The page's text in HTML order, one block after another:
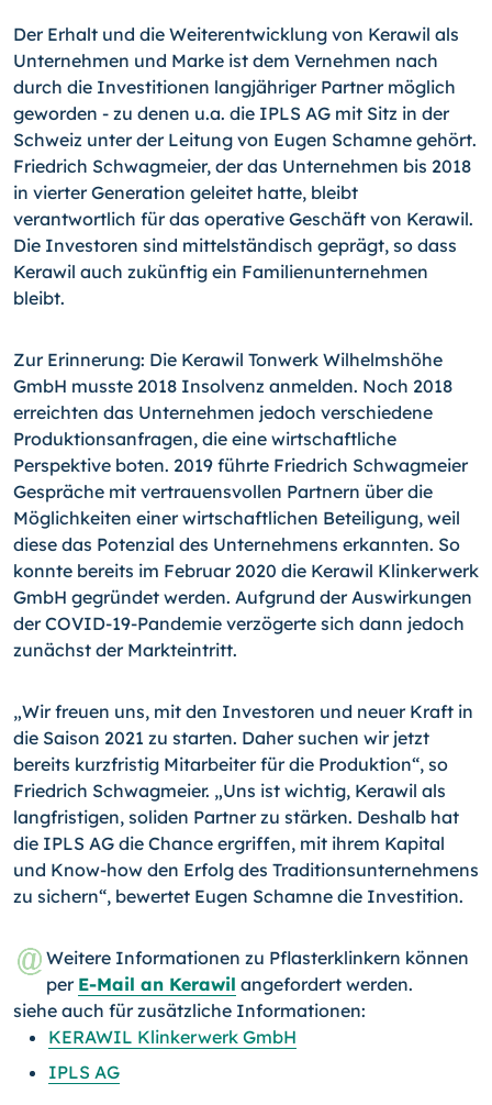
Der Erhalt und die Weiterentwicklung von Kerawil als
Unternehmen und Marke ist dem Vernehmen nach
durch die Investitionen langjähriger Partner möglich
geworden - zu denen u.a. die IPLS AG mit Sitz in der
Schweiz unter der Leitung von Eugen Schamne gehört.
Friedrich Schwagmeier, der das Unternehmen bis 2018
in vierter Generation geleitet hatte, bleibt
verantwortlich für das operative Geschäft von Kerawil.
Die Investoren sind mittelständisch geprägt, so dass
Kerawil auch zukünftig ein Familienunternehmen
bleibt.
Zur Erinnerung: Die Kerawil Tonwerk Wilhelmshöhe
GmbH musste 2018 Insolvenz anmelden. Noch 2018
erreichten das Unternehmen jedoch verschiedene
Produktionsanfragen, die eine wirtschaftliche
Perspektive boten. 2019 führte Friedrich Schwagmeier
Gespräche mit vertrauensvollen Partnern über die
Möglichkeiten einer wirtschaftlichen Beteiligung, weil
diese das Potenzial des Unternehmens erkannten. So
konnte bereits im Februar 2020 die Kerawil Klinkerwerk
GmbH gegründet werden. Aufgrund der Auswirkungen
der COVID-19-Pandemie verzögerte sich dann jedoch
zunächst der Markteintritt.
„Wir freuen uns, mit den Investoren und neuer Kraft in
die Saison 2021 zu starten. Daher suchen wir jetzt
bereits kurzfristig Mitarbeiter für die Produktion“, so
Friedrich Schwagmeier. „Uns ist wichtig, Kerawil als
langfristigen, soliden Partner zu stärken. Deshalb hat
die IPLS AG die Chance ergriffen, mit ihrem Kapital
und Know-how den Erfolg des Traditionsunternehmens
zu sichern“, bewertet Eugen Schamne die Investition.
Weitere Informationen zu Pflasterklinkern können
per E-Mail an Kerawil angefordert werden.
siehe auch für zusätzliche Informationen:
KERAWIL Klinkerwerk GmbH
IPLS AG